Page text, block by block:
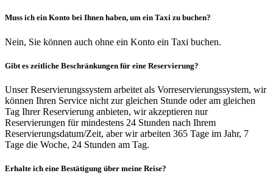
Muss ich ein Konto bei Ihnen haben, um ein Taxi zu buchen?
Nein, Sie können auch ohne ein Konto ein Taxi buchen.
Gibt es zeitliche Beschränkungen für eine Reservierung?
Unser Reservierungssystem arbeitet als Vorreservierungssystem, wir
können Ihren Service nicht zur gleichen Stunde oder am gleichen
Tag Ihrer Reservierung anbieten, wir akzeptieren nur
Reservierungen für mindestens 24 Stunden nach Ihrem
Reservierungsdatum/Zeit, aber wir arbeiten 365 Tage im Jahr, 7
Tage die Woche, 24 Stunden am Tag.
Erhalte ich eine Bestätigung über meine Reise?